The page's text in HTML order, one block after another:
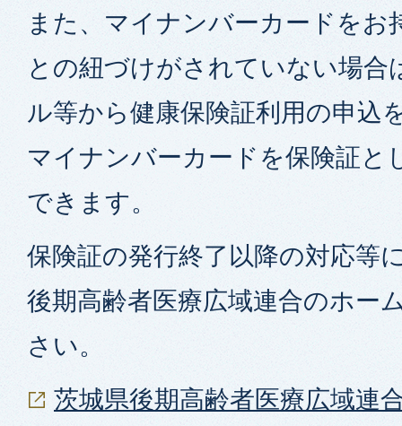
また、マイナンバーカードをお
との紐づけがされていない場合
ル等から健康保険証利用の申込
マイナンバーカードを保険証と
できます。
保険証の発行終了以降の対応等
後期高齢者医療広域連合のホー
さい。
茨城県後期高齢者医療広域連